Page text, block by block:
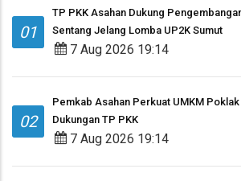
01
TP PKK Asahan Dukung
Sentang Jelang Lomba UP2K Sumut
7 Aug 2026 19:14
02
Pemkab Asahan Perkuat UMKM
Dukungan TP PKK
7 Aug 2026 19:14